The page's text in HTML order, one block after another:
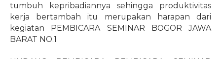
tumbuh kepribadiannya sehingga produktivitas
kerja bertambah itu merupakan harapan dari
kegiatan PEMBICARA SEMINAR BOGOR JAWA
BARAT NO.1